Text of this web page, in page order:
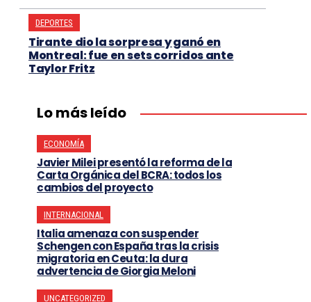
DEPORTES
Tirante dio la sorpresa y ganó en
Montreal: fue en sets corridos ante
Taylor Fritz
Lo más leído
ECONOMÍA
Javier Milei presentó la reforma de la
Carta Orgánica del BCRA: todos los
cambios del proyecto
INTERNACIONAL
Italia amenaza con suspender
Schengen con España tras la crisis
migratoria en Ceuta: la dura
advertencia de Giorgia Meloni
UNCATEGORIZED